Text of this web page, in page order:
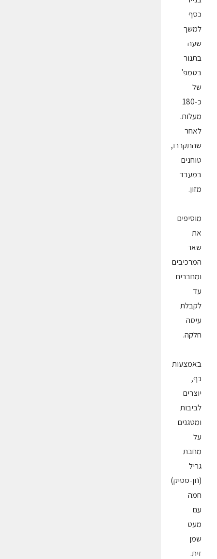
כסף
למשך
שעה
בתנור
בטמפ'
של
כ-180
מעלות.
לאחר
שהתקררו,
טוחנים
במעבד
מזון.
מוסיפים
את
שאר
המרכיבים
ומחברים
עד
לקבלת
עיסה
חלקה.
באמצעות
כף,
יוצרים
לביבות
ומטגנים
על
מחבת
גריל
(נון-סטיק)
חמה
עם
מעט
שמן
זית.